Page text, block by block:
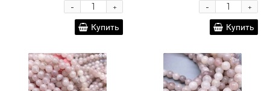
+
-
Купить
+
-
Купить